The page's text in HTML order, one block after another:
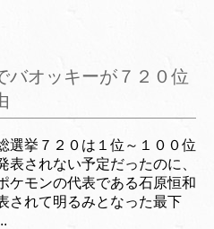
バオッキーが７２０位
選挙７２０は１位～１００位
表されない予定だったのに、
ケモンの代表である石原恒和
されて明るみとなった最下